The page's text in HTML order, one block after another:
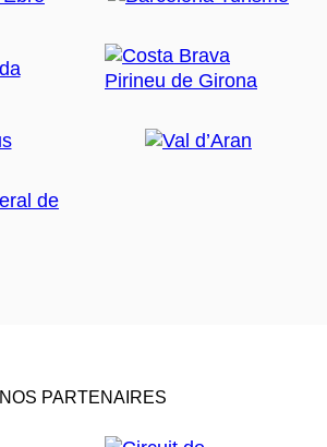
NOS PARTENAIRES